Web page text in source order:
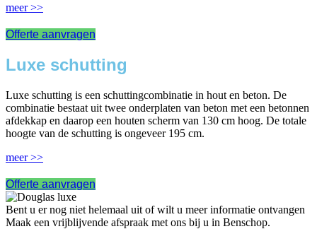
meer >>
Offerte aanvragen
Luxe schutting
Luxe schutting is een schuttingcombinatie in hout en beton. De
combinatie bestaat uit twee onderplaten van beton met een betonnen
afdekkap en daarop een houten scherm van 130 cm hoog. De totale
hoogte van de schutting is ongeveer 195 cm.
meer >>
Offerte aanvragen
Bent u er nog niet helemaal uit of wilt u meer informatie ontvangen
Maak een vrijblijvende afspraak met ons bij u in Benschop.